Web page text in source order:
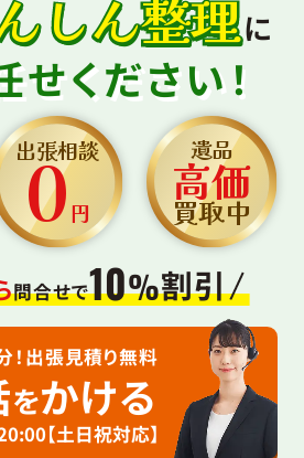
しん整理に
せください！
出張相談
0円
遺品
高価
買取中
問合せで10%割引
！出張見積り無料
をかける
【土日祝対応】